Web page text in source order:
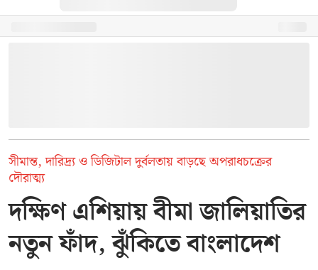
সীমান্ত, দারিদ্র্য ও ডিজিটাল দুর্বলতায় বাড়ছে অপরাধচক্রের
দৌরাত্ম্য
দক্ষিণ এশিয়ায় বীমা জালিয়াতির
নতুন ফাঁদ, ঝুঁকিতে বাংলাদেশ